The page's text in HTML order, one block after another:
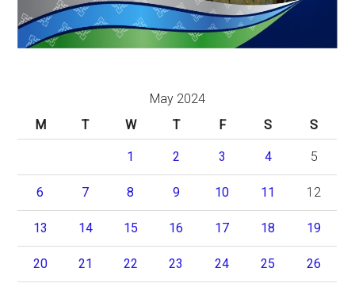
May 2024
M
T W T F S S
1 2 3 4 5
6 7 8 9 10 11 12
13 14 15 16 17 18 19
20 21 22 23 24 25 26